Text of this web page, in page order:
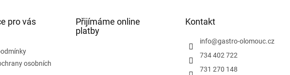
pro vás
osobních
Přijímáme online
platby
Kontakt
info@gastro-olomouc.cz
734 402 722
731 270 148